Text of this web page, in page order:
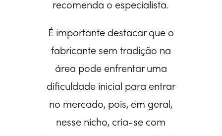
recomenda o especialista.
É importante destacar que o
fabricante sem tradição na
área pode enfrentar uma
dificuldade inicial para entrar
no mercado, pois, em geral,
nesse nicho, cria-se com